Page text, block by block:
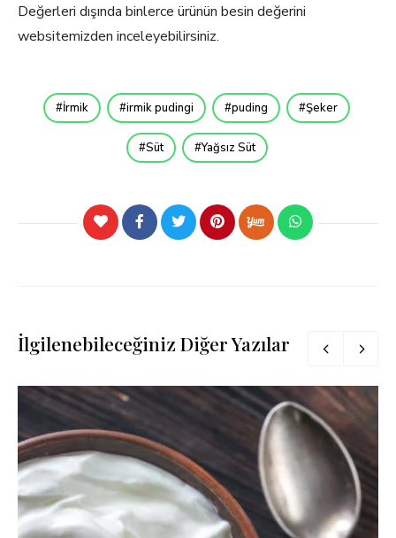
Değerleri dışında binlerce ürünün besin değerini
websitemizden inceleyebilirsiniz.
İrmik irmik pudingi puding Şeker
Süt Yağsız Süt
İlgilenebileceğiniz Diğer Yazılar